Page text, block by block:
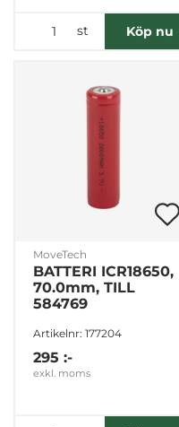
st Köp nu
MoveTech
BATTERI ICR18650,
70.0mm, TILL
584769
Artikelnr: 177204
295 :-
exkl. moms